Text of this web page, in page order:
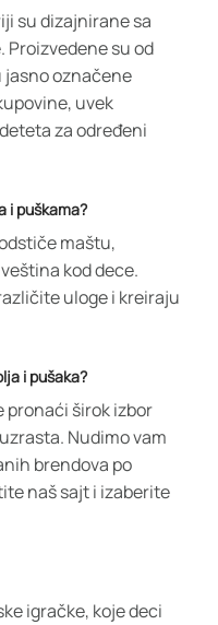
su dizajnirane sa
Proizvedene su od
označene
uvek
za određeni
i puškama?
maštu,
kod dece.
uloge i kreiraju
i pušaka?
pronaći širok izbor
Nudimo vam
brendova po
naš sajt i izaberite
igračke, koje deci